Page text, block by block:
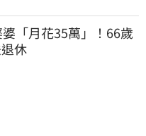
「月花35萬」！66歲
休